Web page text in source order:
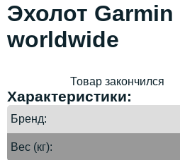
Эхолот
worldwide
Товар закончился
Характеристики:
Бренд
Вес (кг)